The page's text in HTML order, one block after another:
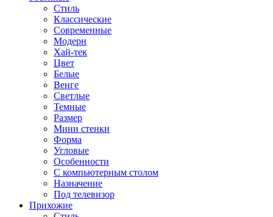
Стиль
Классические
Современные
Модерн
Хай-тек
Цвет
Белые
Венге
Светлые
Темные
Размер
Мини стенки
Форма
Угловые
Особенности
С компьютерным столом
Назначение
Под телевизор
Прихожие